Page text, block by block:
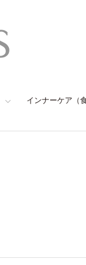
インナーケア（